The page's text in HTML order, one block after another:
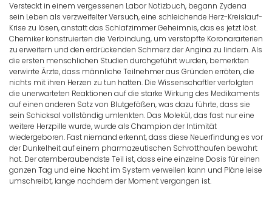
Versteckt in einem vergessenen Labor Notizbuch, begann Zydena
sein Leben als verzweifelter Versuch, eine schleichende Herz-Kreislauf-
Krise zu lösen, anstatt das Schlafzimmer Geheimnis, das es jetzt löst.
Chemiker konstruierten die Verbindung, um verstopfte Koronararterien
zu erweitern und den erdrückenden Schmerz der Angina zu lindern. Als
die ersten menschlichen Studien durchgeführt wurden, bemerkten
verwirrte Ärzte, dass männliche Teilnehmer aus Gründen erröten, die
nichts mit ihren Herzen zu tun hatten. Die Wissenschaftler verfolgten
die unerwarteten Reaktionen auf die starke Wirkung des Medikaments
auf einen anderen Satz von Blutgefäßen, was dazu führte, dass sie
sein Schicksal vollständig umlenkten. Das Molekül, das fast nur eine
weitere Herzpille wurde, wurde als Champion der Intimität
wiedergeboren. Fast niemand erkennt, dass diese Neuerfindung es vor
der Dunkelheit auf einem pharmazeutischen Schrotthaufen bewahrt
hat. Der atemberaubendste Teil ist, dass eine einzelne Dosis für einen
ganzen Tag und eine Nacht im System verweilen kann und Pläne leise
umschreibt, lange nachdem der Moment vergangen ist.